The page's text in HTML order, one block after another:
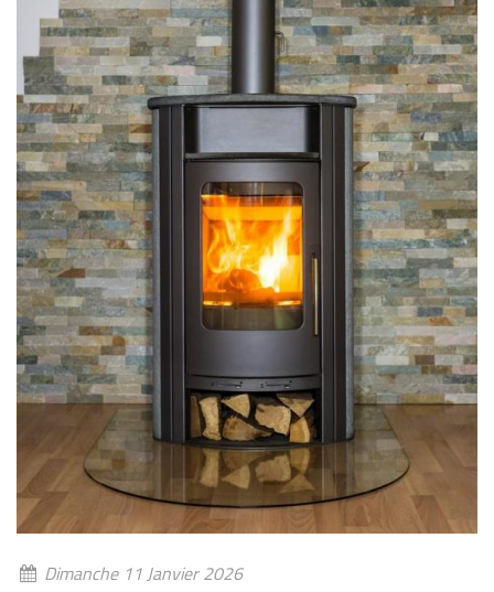
Dimanche 11 Janvier 2026